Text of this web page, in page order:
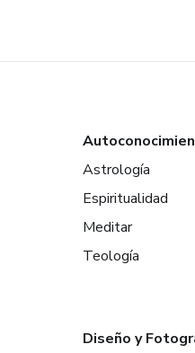
Astrología
Espiritualidad
Meditar
Teología
Diseño y